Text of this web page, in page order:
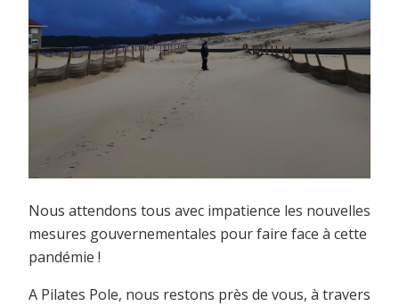
Nous attendons tous avec impatience les nouvelles
mesures gouvernementales pour faire face à cette
pandémie !
A Pilates Pole, nous restons près de vous, à travers